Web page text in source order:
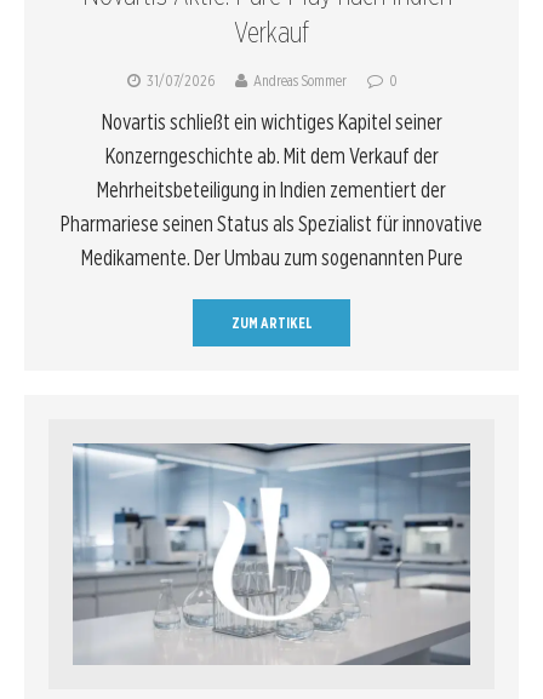
Verkauf
31/07/2026 Andreas Sommer 0
Novartis schließt ein wichtiges Kapitel seiner
Konzerngeschichte ab. Mit dem Verkauf der
Mehrheitsbeteiligung in Indien zementiert der
Pharmariese seinen Status als Spezialist für innovative
Medikamente. Der Umbau zum sogenannten Pure
ZUM ARTIKEL